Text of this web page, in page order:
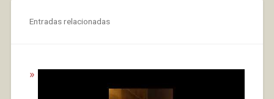
Entradas relacionadas